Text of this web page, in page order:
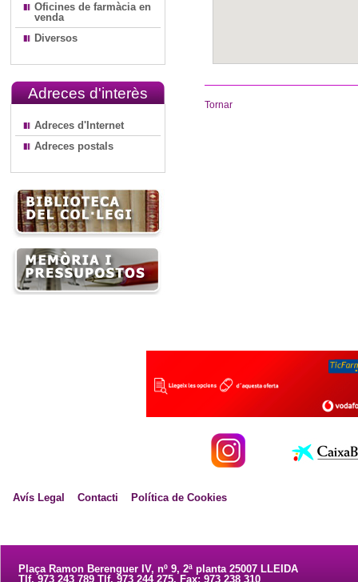
Oficines de farmàcia en
venda
Diversos
Adreces d'interès
Adreces d'Internet
Adreces postals
Tornar
Avís Legal Contacti Política de Cookies
Plaça Ramon Berenguer IV, nº 9, 2ª planta 25007 LLEIDA
Tlf. 973 243 789 Tlf. 973 244 275. Fax: 973 238 310